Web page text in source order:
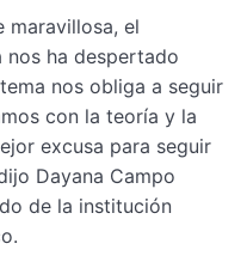
maravillosa, el
ha despertado
nos obliga a seguir
con la teoría y la
excusa para seguir
Dayana Campo
de la institución